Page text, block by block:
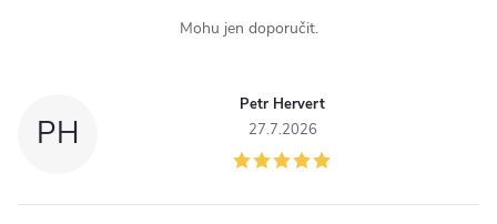
Mohu jen doporučit.
PH
Petr Hervert
27.7.2026